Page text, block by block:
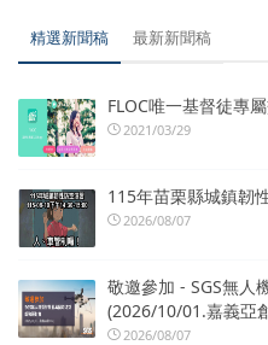
精選新聞稿 最新新聞稿
FLOC唯一基督徒專
2021/03/29
115年苗栗縣城鎮韌
2026/08/07
敬邀參加 - SGS無人
(2026/10/01.嘉義亞
2026/08/07